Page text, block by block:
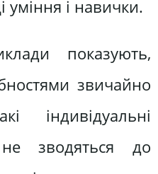
уміння і навички.
показують,
звичайно
індивідуальні
зводяться до